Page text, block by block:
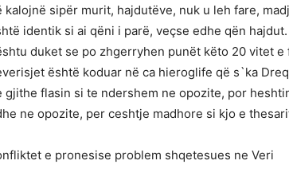
kalojnë sipër murit, hajdutëve, nuk u leh fare,
identik si ai qëni i parë, veçse edhe qën hajdut.
duket se po zhgerryhen punët këto 20 vitet
është koduar në ca hieroglife që s`ka
gjithe flasin si te ndershem ne opozite, por
ne opozite, per ceshtje madhore si kjo e
e pronesise problem shqetesues ne Veri